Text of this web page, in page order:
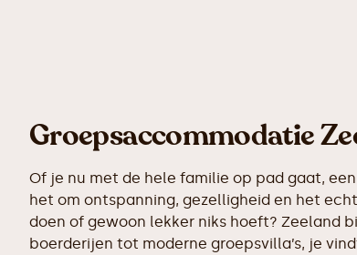
Groepsaccommodatie
Of je nu met de hele familie op pad gaat,
het om ontspanning, gezelligheid en het
doen of gewoon lekker niks hoeft? Zeeland
boerderijen tot moderne groepsvilla’s, je